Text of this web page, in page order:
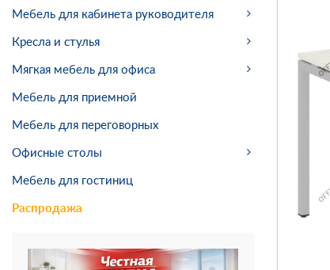
Мебель для кабинета руководителя
Кресла и стулья
Мягкая мебель для офиса
Мебель для приемной
Мебель для переговорных
Офисные столы
Мебель для гостиниц
Распродажа